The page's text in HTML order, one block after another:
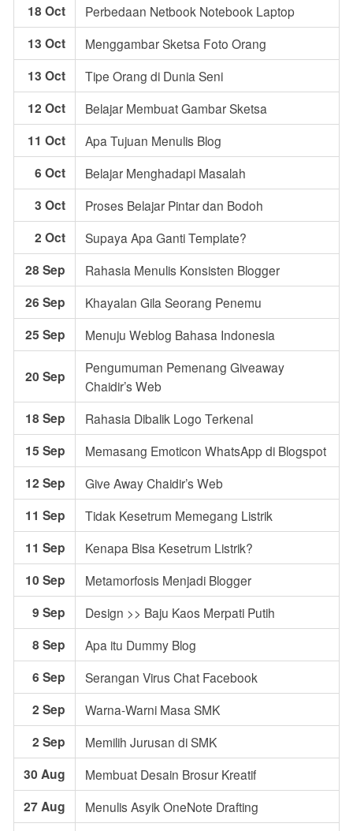
18 Oct Perbedaan Netbook Notebook Laptop
13 Oct Menggambar Sketsa Foto Orang
13 Oct Tipe Orang di Dunia Seni
12 Oct Belajar Membuat Gambar Sketsa
11 Oct Apa Tujuan Menulis Blog
6 Oct Belajar Menghadapi Masalah
3 Oct Proses Belajar Pintar dan Bodoh
2 Oct Supaya Apa Ganti Template?
28 Sep Rahasia Menulis Konsisten Blogger
26 Sep Khayalan Gila Seorang Penemu
25 Sep Menuju Weblog Bahasa Indonesia
20 Sep
Pengumuman Pemenang Giveaway
Chaidir’s Web
18 Sep Rahasia Dibalik Logo Terkenal
15 Sep Memasang Emoticon WhatsApp di Blogspot
12 Sep Give Away Chaidir’s Web
11 Sep Tidak Kesetrum Memegang Listrik
11 Sep Kenapa Bisa Kesetrum Listrik?
10 Sep Metamorfosis Menjadi Blogger
9 Sep Design >> Baju Kaos Merpati Putih
8 Sep Apa itu Dummy Blog
6 Sep Serangan Virus Chat Facebook
2 Sep Warna-Warni Masa SMK
2 Sep Memilih Jurusan di SMK
30 Aug Membuat Desain Brosur Kreatif
27 Aug Menulis Asyik OneNote Drafting